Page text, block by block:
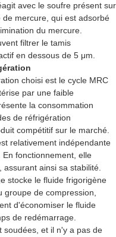
avec le soufre présent sur
mercure, qui est adsorbé
du mercure.
filtrer le tamis
en dessous de 5 μm.
choisi est le cycle MRC
par une faible
la consommation
de réfrigération
compétitif sur le marché.
relativement indépendante
fonctionnement, elle
ainsi sa stabilité.
stocke le fluide frigorigène
de compression,
d'économiser le fluide
de redémarrage.
soudées, et il n'y a pas de